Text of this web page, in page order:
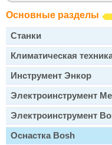
Основные разделы
Станки
Климатическая
Инструмент Энкор
Электроинструмент
Электроинструмент
Оснастка Bosh